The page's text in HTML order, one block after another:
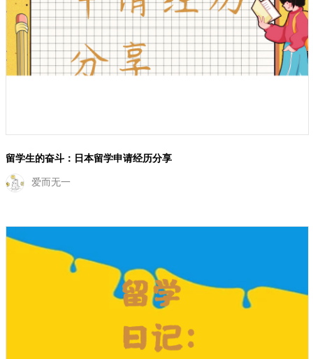
留学日记：我的日本留学申请之旅
園内